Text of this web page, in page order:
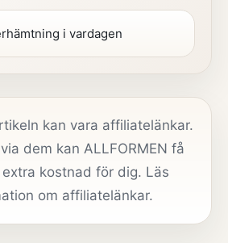
i vardagen
kan vara affiliatelänkar.
dem kan ALLFORMEN få
kostnad för dig. Läs
om affiliatelänkar.